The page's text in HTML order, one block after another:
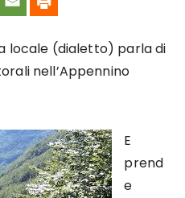
locale (dialetto) parla di
nell’Appennino
E
prend
e